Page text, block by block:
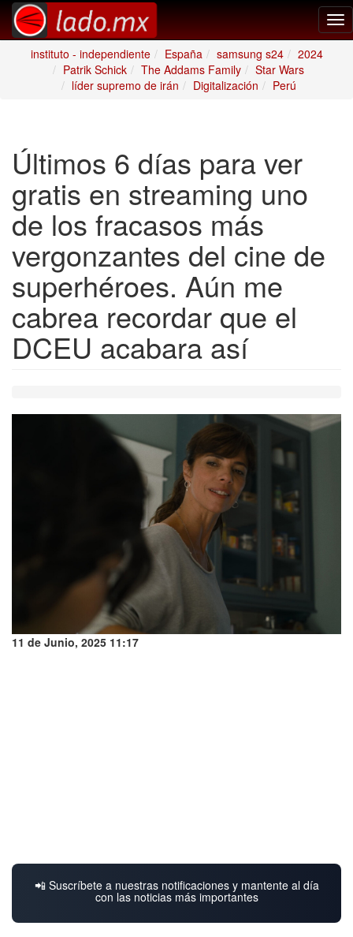
instituto - independiente
España samsung s24
2024
Patrik Schick
The Addams Family
Star Wars
líder supremo de irán
Digitalización Perú
Últimos 6 días para ver
gratis en streaming uno
de los fracasos más
vergonzantes del cine de
superhéroes. Aún me
cabrea recordar que el
DCEU acabara así
11 de Junio, 2025 11:17
📲 Suscríbete a nuestras notificaciones y mantente al día
con las noticias más importantes